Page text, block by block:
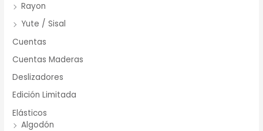
Rayon
Yute / Sisal
Cuentas
Cuentas Maderas
Deslizadores
Edición Limitada
Elásticos
Algodón